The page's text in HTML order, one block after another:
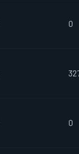
0
0